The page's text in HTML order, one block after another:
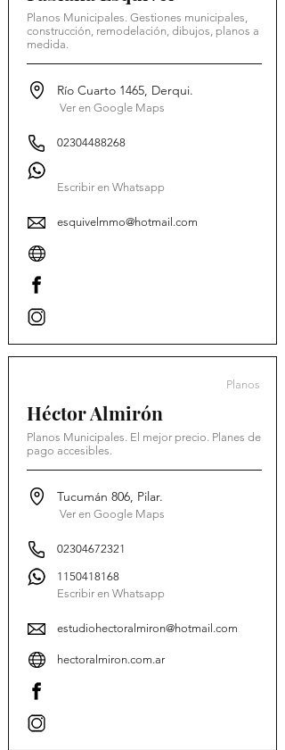
Planos Municipales. Gestiones municipales,
construcción, remodelación, dibujos, planos a
medida.
Río Cuarto 1465, Derqui.
Ver en Google Maps
02304488268
Escribir en Whatsapp
esquivelmmo@hotmail.com
Planos
Héctor Almirón
Planos Municipales. El mejor precio. Planes de
pago accesibles.
Tucumán 806, Pilar.
Ver en Google Maps
02304672321
1150418168
Escribir en Whatsapp
estudiohectoralmiron@hotmail.com
hectoralmiron.com.ar